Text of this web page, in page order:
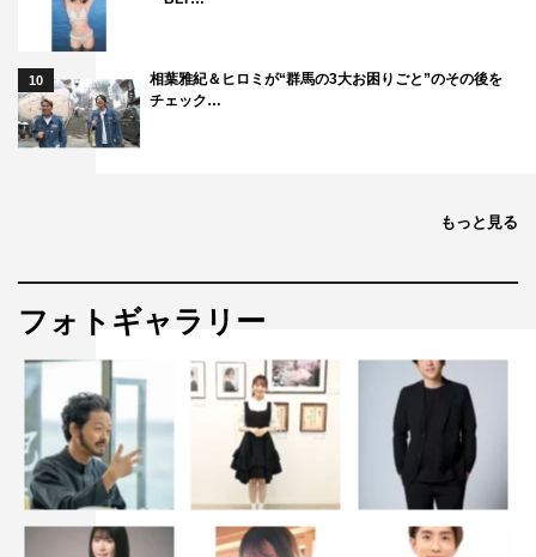
10
相葉雅紀＆ヒロミが“群馬の3大お困りごと”のその後を
チェック…
もっと見る
フォトギャラリー